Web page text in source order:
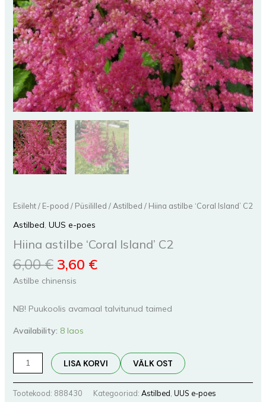
Esileht/ E-pood / Püsililled / Astilbed / Hiina astilbe ‘Coral Island’ C2
Astilbed, UUS e-poes
Hiina astilbe ‘Coral Island’ C2
6,00€ 3,60 €
Astilbe chinensis
NB! Puukoolis avamaal talvitunud taimed
Availability: 8 laos
LISA KORVI VÄLK OST
Tootekood: 888430 Kategooriad: Astilbed UUS e-poes